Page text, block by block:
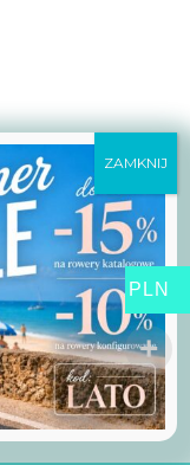
PLN
ZAMKNIJ